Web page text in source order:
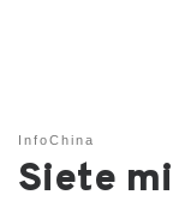
InfoChina
Siete